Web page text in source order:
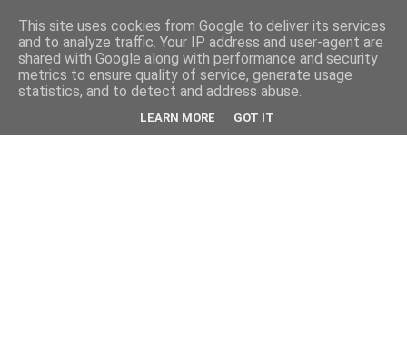
Back
Down
This site uses cookies from Google to deliver its services
and to analyze traffic. Your IP address and user-agent are
shared with Google along with performance and security
metrics to ensure quality of service, generate usage
statistics, and to detect and address abuse.
LEARN MORE GOT IT